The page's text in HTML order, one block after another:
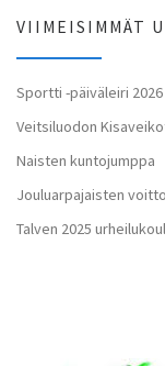
VIIMEISIMMÄT
Sportti -päiväleiri 2026
Veitsiluodon
Naisten kuntojumppa
Jouluarpajaisten
Talven 2025